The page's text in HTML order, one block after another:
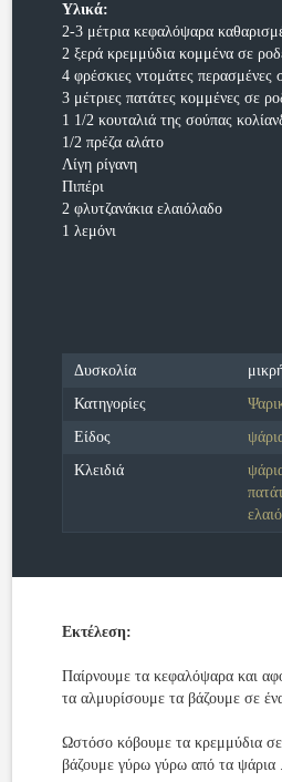
Υλικά:
2-3 μέτρια κεφαλόψαρα
2 ξερά κρεμμύδια κομμένα σε
4 φρέσκιες ντομάτες περασμένες
3 μέτριες πατάτες κομμένες σε
1 1/2 κουταλιά της σούπας
1/2 πρέζα αλάτο
Λίγη ρίγανη
Πιπέρι
2 φλυτζανάκια ελαιόλαδο
1 λεμόνι
Δυσκολία
Κατηγορίες
Είδος
Κλειδιά
Εκτέλεση:
Παίρνουμε τα κεφαλόψαρα και
τα αλμυρίσουμε τα βάζουμε σε
Ωστόσο κόβουμε τα κρεμμύδια σε
βάζουμε γύρω γύρω από τα ψάρια .